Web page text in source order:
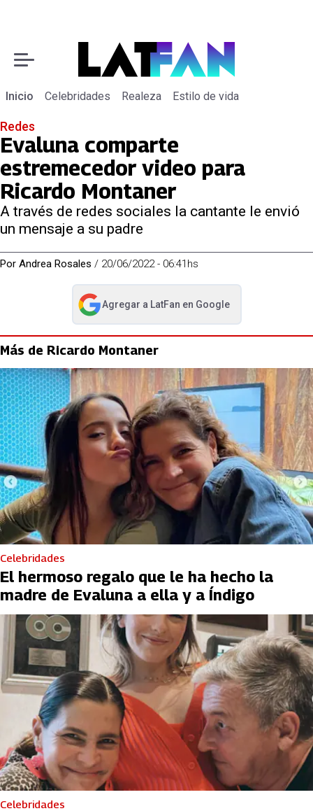
Inicio Celebridades Realeza Estilo de vida
Redes
Evaluna comparte
estremecedor video para
Ricardo Montaner
A través de redes sociales la cantante le envió
un mensaje a su padre
Por Andrea Rosales / 20/06/2022 - 06:41hs
Agregar a LatFan en Google
abre en nueva pestaña
Más de Ricardo Montaner
Celebridades
El hermoso regalo que le ha hecho la
madre de Evaluna a ella y a Índigo
Celebridades